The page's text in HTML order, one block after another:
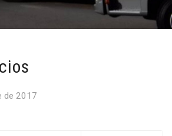
de 2017